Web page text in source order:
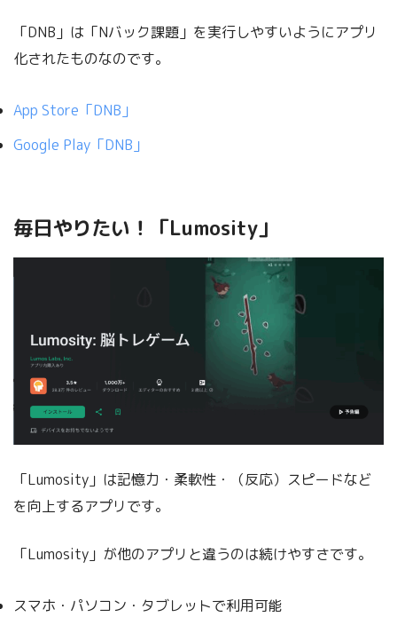
「DNB」は「Nバック課題」を実行しやすいようにアプリ
化されたものなのです。
App Store‎「DNB」
Google Play「DNB」
毎日やりたい！「Lumosity」
「Lumosity」は記憶力・柔軟性・（反応）スピードなど
を向上するアプリです。
「Lumosity」が他のアプリと違うのは続けやすさです。
スマホ・パソコン・タブレットで利用可能